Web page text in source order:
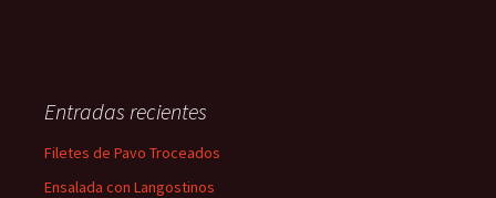
Entradas recientes
Filetes de Pavo Troceados
Ensalada con Langostinos